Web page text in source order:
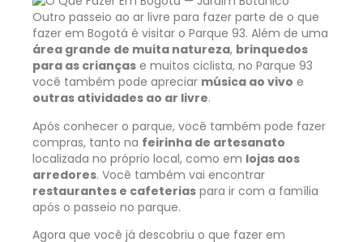
Outro passeio ao ar livre para fazer parte de o que
fazer em Bogotá é visitar o Parque 93. Além de uma
área grande de muita natureza, brinquedos
para as crianças e muitos ciclista, no Parque 93
você também pode apreciar música ao vivo e
outras atividades ao ar livre.
Após conhecer o parque, você também pode fazer
compras, tanto na feirinha de artesanato
localizada no próprio local, como em lojas aos
arredores. Você também vai encontrar
restaurantes e cafeterias para ir com a família
após o passeio no parque.
Agora que você já descobriu o que fazer em